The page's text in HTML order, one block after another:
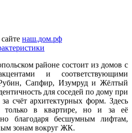
наш.дом.рф
районе состоит из домов с
и соответствующими
Сапфир, Изумруд и Жёлтый
для соседей по дому при
счёт архитектурных форм. Здесь
только в квартире, но и за её
благодаря бесшумным лифтам,
зонам вокруг ЖК.